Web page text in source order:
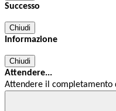
Successo
Chiudi
Informazione
Chiudi
Attendere...
Attendere il completamento